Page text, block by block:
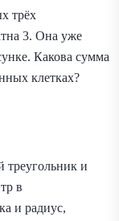
трёх
3. Она уже
Какова сумма
клетках?
треугольник и
в
и радиус,